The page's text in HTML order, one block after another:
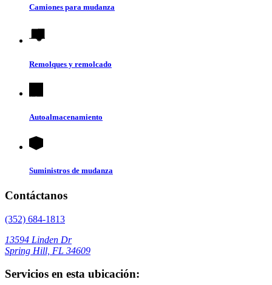
Camiones para mudanza
Remolques y remolcado
Autoalmacenamiento
Suministros de mudanza
Contáctanos
(352) 684-1813
13594 Linden Dr
Spring Hill, FL 34609
Servicios en esta ubicación: